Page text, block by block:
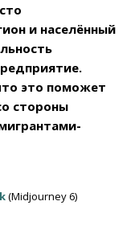
и населённый
это поможет
стороны
(Midjourney 6)